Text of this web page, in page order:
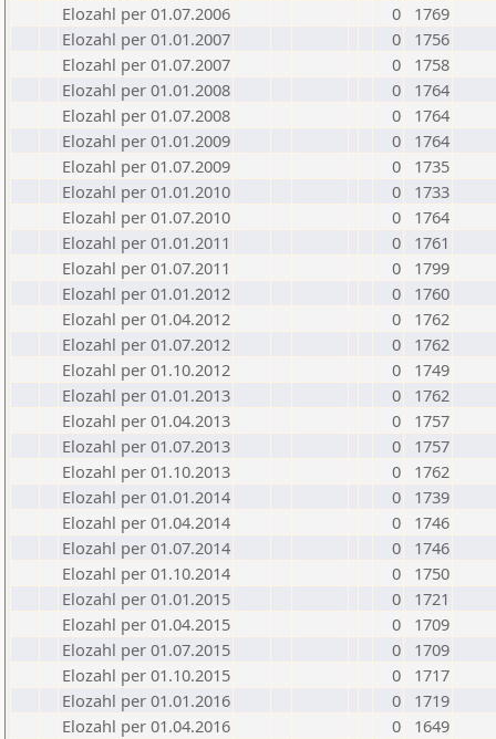
Elozahl per 01.07.2006
0
1769
Elozahl per 01.01.2007
0
1756
Elozahl per 01.07.2007
0
1758
Elozahl per 01.01.2008
0
1764
Elozahl per 01.07.2008
0
1764
Elozahl per 01.01.2009
0
1764
Elozahl per 01.07.2009
0
1735
Elozahl per 01.01.2010
0
1733
Elozahl per 01.07.2010
0
1764
Elozahl per 01.01.2011
0
1761
Elozahl per 01.07.2011
0
1799
Elozahl per 01.01.2012
0
1760
Elozahl per 01.04.2012
0
1762
Elozahl per 01.07.2012
0
1762
Elozahl per 01.10.2012
0
1749
Elozahl per 01.01.2013
0
1762
Elozahl per 01.04.2013
0
1757
Elozahl per 01.07.2013
0
1757
Elozahl per 01.10.2013
0
1762
Elozahl per 01.01.2014
0
1739
Elozahl per 01.04.2014
0
1746
Elozahl per 01.07.2014
0
1746
Elozahl per 01.10.2014
0
1750
Elozahl per 01.01.2015
0
1721
Elozahl per 01.04.2015
0
1709
Elozahl per 01.07.2015
0
1709
Elozahl per 01.10.2015
0
1717
Elozahl per 01.01.2016
0
1719
Elozahl per 01.04.2016
0
1649